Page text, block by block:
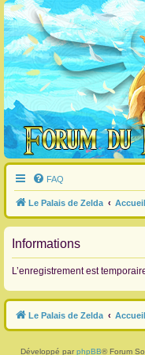
FAQ
Le Palais de Zelda
Informations
L’enregistrement est
Le Palais de Zelda
Développé par phpBB® Forum